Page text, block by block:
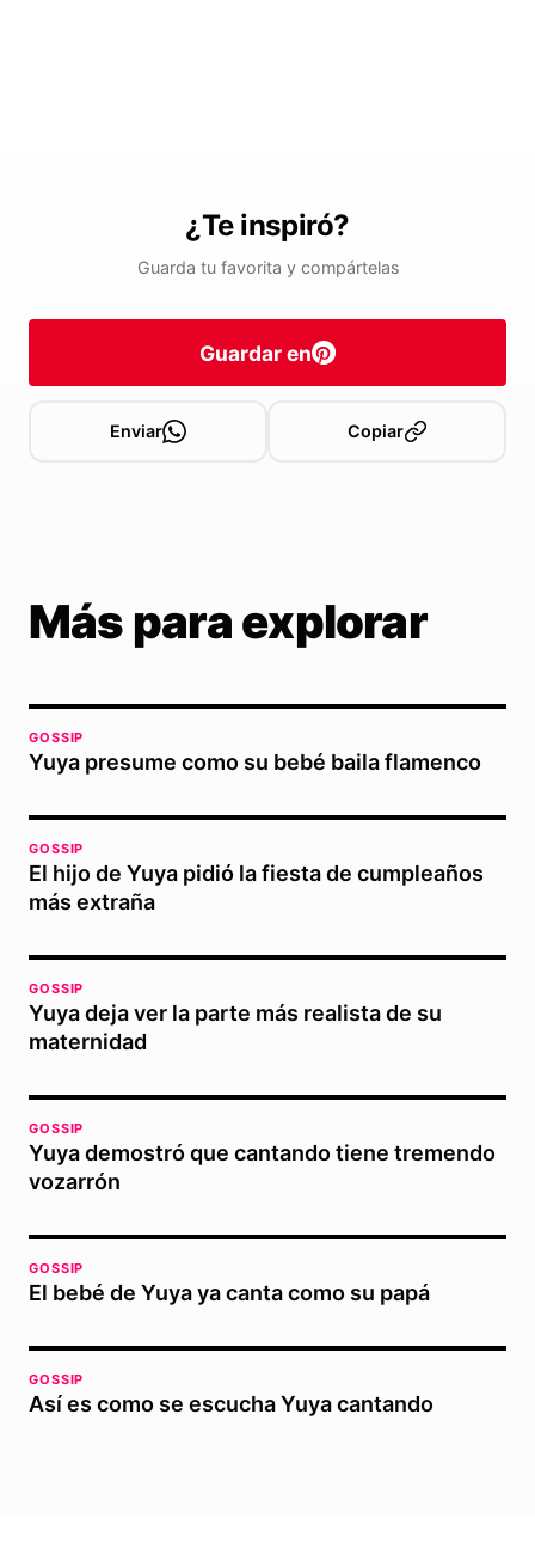
¿Te inspiró?
Guarda tu favorita y compártelas
Guardar en
Enviar Copiar
Más para explorar
GOSSIP
Yuya presume como su bebé baila flamenco
GOSSIP
El hijo de Yuya pidió la fiesta de cumpleaños
más extraña
GOSSIP
Yuya deja ver la parte más realista de su
maternidad
GOSSIP
Yuya demostró que cantando tiene tremendo
vozarrón
GOSSIP
El bebé de Yuya ya canta como su papá
GOSSIP
Así es como se escucha Yuya cantando